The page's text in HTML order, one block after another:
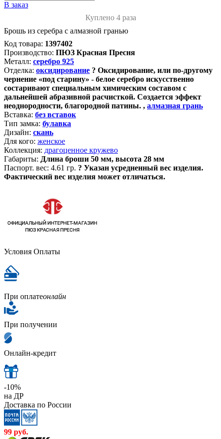
В заказ
Куплено 4 раза
Брошь из серебра с алмазной гранью
Код товара: 1397402
Производство: ПЮЗ Красная Пресня
Металл: серебро 925
Отделка: оксидирование ? Оксидирование, или по-другому
чернение «под старину» - белое серебро искусственно
состаривают специальным химическим составом с
дальнейшей абразивной расчисткой. Создается эффект
неоднородности, благородной патины. , алмазная грань
Вставка: без вставок
Тип замка: булавка
Дизайн: скань
Для кого: женское
Коллекция: драгоценное кружево
Габариты: Длина броши 50 мм, высота 28 мм
Паспорт. вес: 4.61 гр. ? Указан усредненный вес изделия.
Фактический вес изделия может отличаться.
Условия Оплаты
При оплатеонлайн
При получении
Онлайн-кредит
-10%
на ДР
Доставка по России
99 руб.